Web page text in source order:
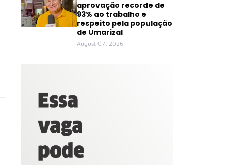
aprovação recorde de
93% ao trabalho e
respeito pela população
de Umarizal
August 07, 2026